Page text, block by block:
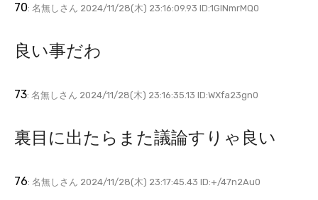
70: 名無しさん 2024/11/28(木) 23:16:09.93 ID:1GINmrMQ0
良い事だわ
73: 名無しさん 2024/11/28(木) 23:16:35.13 ID:WXfa23gn0
裏目に出たらまた議論すりゃ良い
76: 名無しさん 2024/11/28(木) 23:17:45.43 ID:+/47n2Au0